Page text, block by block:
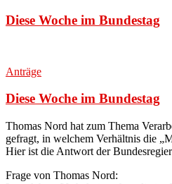
Diese Woche im Bundestag
Anträge
Diese Woche im Bundestag
Thomas Nord hat zum Thema
gefragt, in welchem Verhältnis die
Hier ist die Antwort der
Frage von Thomas Nord: